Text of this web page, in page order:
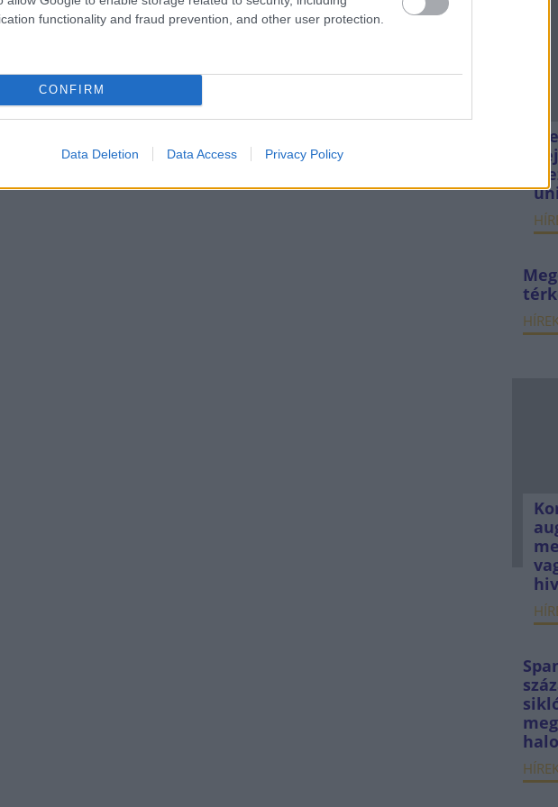
functionality and fraud prevention, and other user protection.
CONFIRM
Data Deletion Data Access Privacy Policy
6